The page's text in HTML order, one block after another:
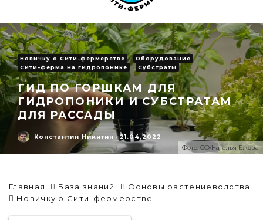
Фото: СФ/Наталья Ежова
Новичку о Сити-фермерстве
Оборудование
Сити-ферма на гидропонике
Субстраты
ГИД ПО ГОРШКАМ ДЛЯ
ГИДРОПОНИКИ И СУБСТРАТАМ
ДЛЯ РАССАДЫ
Константин Никитин · 21.04.2022
Главная База знаний
Основы растениеводства
Новичку о Сити-фермерстве